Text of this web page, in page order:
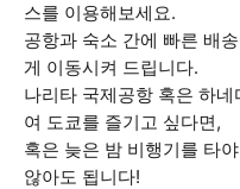
스를 이용해보세요.
공항과 숙소 간에 빠른 배
게 이동시켜 드립니다.
나리타 국제공항 혹은 하
여 도쿄를 즐기고 싶다면,
혹은 늦은 밤 비행기를 타
않아도 됩니다!